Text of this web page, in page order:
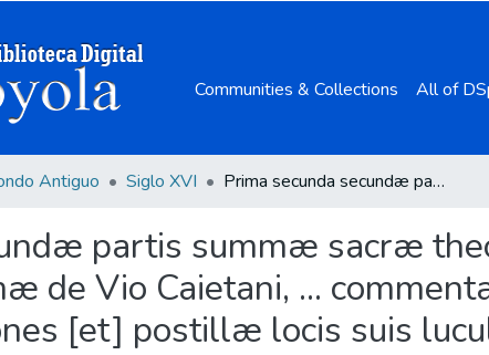
Communities & Collections All of
Antiguo Siglo XVI Prima secunda secundæ partis summæ sacræ theologicæ sancti Thomae Aquinatis, ... / Thomæ de Vio Caietani, ... commentariis illustrata, cui accesserunt additiones [et] postillæ locis suis luculenter adpositæ ...
partis summæ sacræ
de Vio Caietani, ...
[et] postillæ locis suis